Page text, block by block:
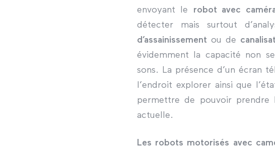
envoyant le robot avec
détecter mais surtout
d’assainissement ou de
évidemment la capacité non
sons. La présence d’un écran
l’endroit explorer ainsi que
permettre de pouvoir prendre
actuelle.
Les robots motorisés avec